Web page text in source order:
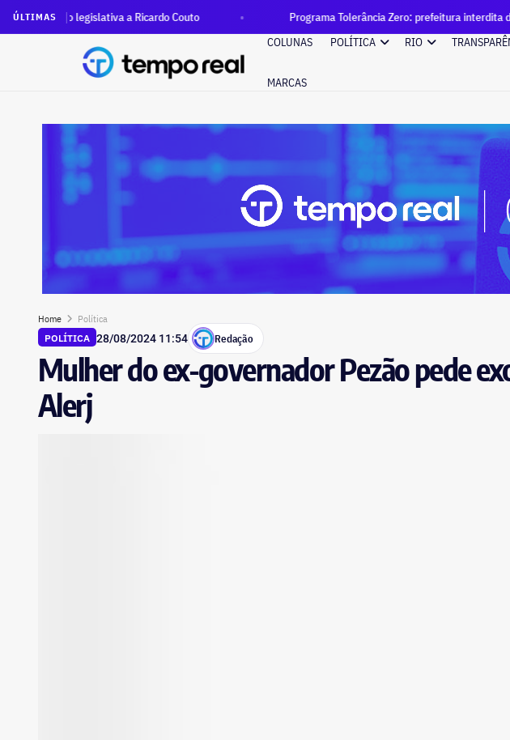
ÚLTIMASa Ricardo Couto Programa Tolerância Zero: prefeitura interdita depósitos
COLUNAS
POLÍTICA RIO
MARCAS
Home
Política
POLÍTICA 28/08/2024 11:54 Redação
Mulher do ex-governador Pezão pede
Alerj